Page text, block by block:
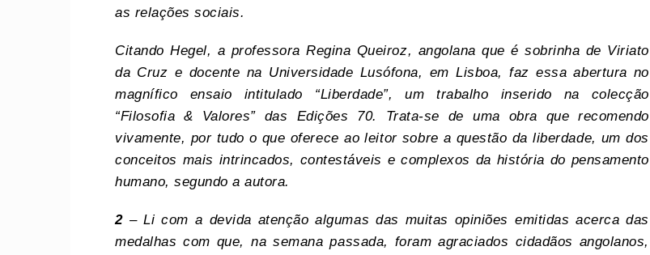
as relações sociais.
Citando Hegel, a professora Regina Queiroz, angolana que é sobrinha de Viriato
da Cruz e docente na Universidade Lusófona, em Lisboa, faz essa abertura no
magnífico ensaio intitulado “Liberdade”, um trabalho inserido na colecção
“Filosofia & Valores” das Edições 70. Trata-se de uma obra que recomendo
vivamente, por tudo o que oferece ao leitor sobre a questão da liberdade, um dos
conceitos mais intrincados, contestáveis e complexos da história do pensamento
humano, segundo a autora.
2– Li com a devida atenção algumas das muitas opiniões emitidas acerca das
medalhas com que, na semana passada, foram agraciados cidadãos angolanos,